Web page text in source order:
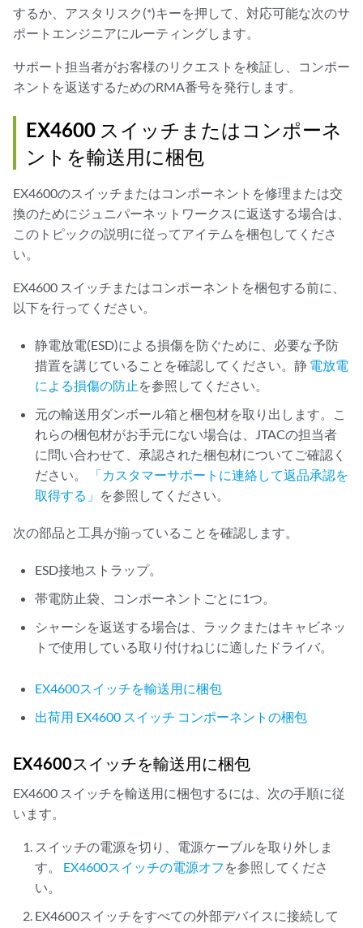
するか、アスタリスク(*)キーを押して、対応可能な次のサ
ポートエンジニアにルーティングします。
サポート担当者がお客様のリクエストを検証し、コンポー
ネントを返送するためのRMA番号を発行します。
EX4600 スイッチまたはコンポーネ
ントを輸送用に梱包
EX4600のスイッチまたはコンポーネントを修理または交
換のためにジュニパーネットワークスに返送する場合は、
このトピックの説明に従ってアイテムを梱包してくださ
い。
EX4600 スイッチまたはコンポーネントを梱包する前に、
以下を行ってください。
静電放電(ESD)による損傷を防ぐために、必要な予防
措置を講じていることを確認してください。静 電放電
による損傷の防止 を参照してください。
元の輸送用ダンボール箱と梱包材を取り出します。こ
れらの梱包材がお手元にない場合は、JTACの担当者
に問い合わせて、承認された梱包材についてご確認く
ださい。
「カスタマーサポートに連絡して返品承認を
取得する」 を参照してください。
次の部品と工具が揃っていることを確認します。
ESD接地ストラップ。
帯電防止袋、コンポーネントごとに1つ。
シャーシを返送する場合は、ラックまたはキャビネッ
トで使用している取り付けねじに適したドライバ。
EX4600スイッチを輸送用に梱包
出荷用 EX4600 スイッチ コンポーネントの梱包
EX4600スイッチを輸送用に梱包
EX4600 スイッチを輸送用に梱包するには、次の手順に従
います。
スイッチの電源を切り、電源ケーブルを取り外しま
す。 EX4600スイッチの電源オフ を参照してくださ
い。
EX4600スイッチをすべての外部デバイスに接続して